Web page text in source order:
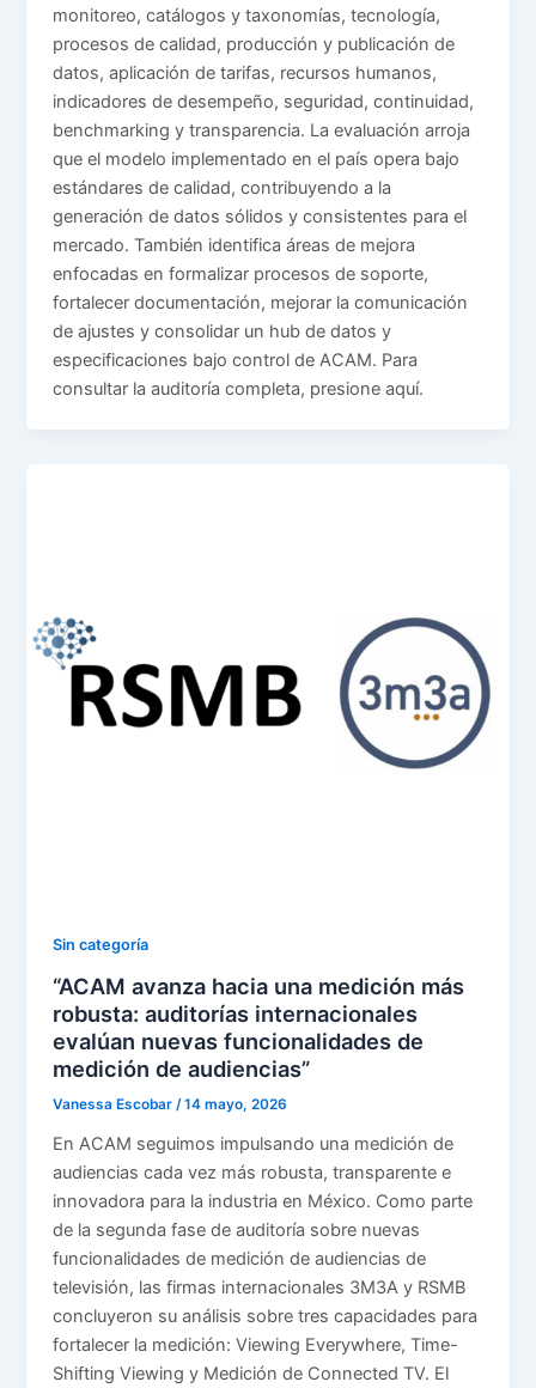
monitoreo, catálogos y taxonomías, tecnología,
procesos de calidad, producción y publicación de
datos, aplicación de tarifas, recursos humanos,
indicadores de desempeño, seguridad, continuidad,
benchmarking y transparencia. La evaluación arroja
que el modelo implementado en el país opera bajo
estándares de calidad, contribuyendo a la
generación de datos sólidos y consistentes para el
mercado. También identifica áreas de mejora
enfocadas en formalizar procesos de soporte,
fortalecer documentación, mejorar la comunicación
de ajustes y consolidar un hub de datos y
especificaciones bajo control de ACAM. Para
consultar la auditoría completa, presione aquí.
Sin categoría
“ACAM avanza hacia una medición más
robusta: auditorías internacionales
evalúan nuevas funcionalidades de
medición de audiencias”
Vanessa Escobar/14 mayo, 2026
En ACAM seguimos impulsando una medición de
audiencias cada vez más robusta, transparente e
innovadora para la industria en México. Como parte
de la segunda fase de auditoría sobre nuevas
funcionalidades de medición de audiencias de
televisión, las firmas internacionales 3M3A y RSMB
concluyeron su análisis sobre tres capacidades para
fortalecer la medición: Viewing Everywhere, Time-
Shifting Viewing y Medición de Connected TV. El